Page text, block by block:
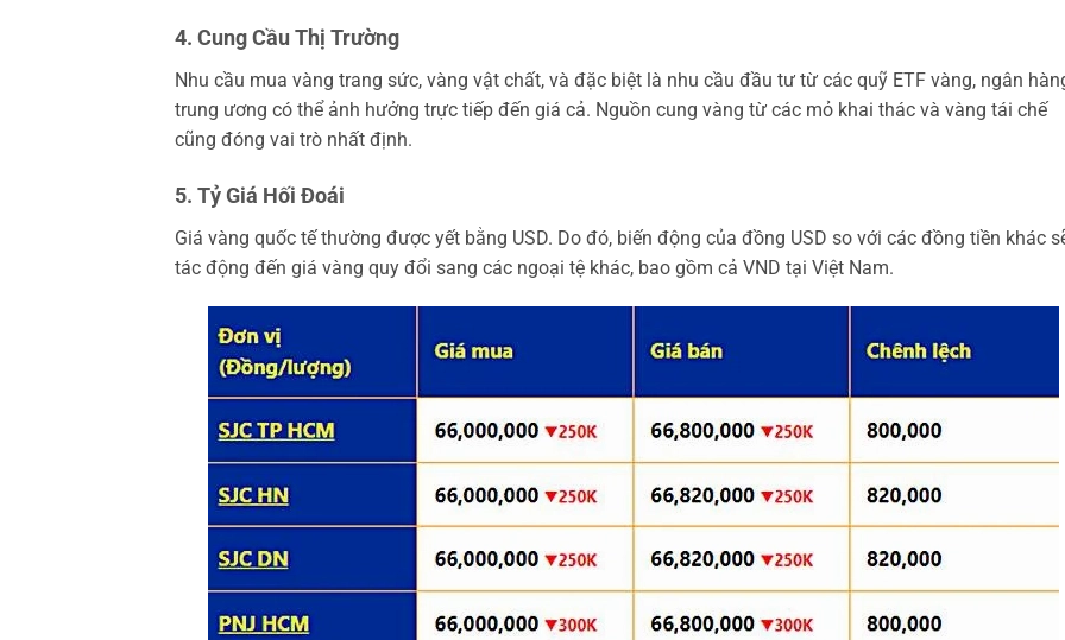
4. Cung Cầu Thị Trường
Nhu cầu mua vàng trang sức, vàng vật chất, và đặc biệt là nhu cầu đầu tư từ các quỹ ETF vàng, ngân
trung ương có thể ảnh hưởng trực tiếp đến giá cả. Nguồn cung vàng từ các mỏ khai thác và vàng tái chế
cũng đóng vai trò nhất định.
5. Tỷ Giá Hối Đoái
Giá vàng quốc tế thường được yết bằng USD. Do đó, biến động của đồng USD so với các đồng tiền khác
tác động đến giá vàng quy đổi sang các ngoại tệ khác, bao gồm cả VND tại Việt Nam.